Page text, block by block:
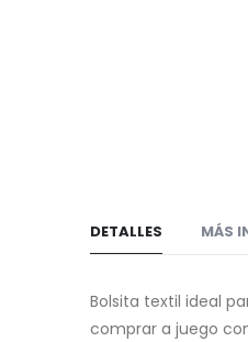
DETALLES
Bolsita textil ideal
comprar a juego
MÁS